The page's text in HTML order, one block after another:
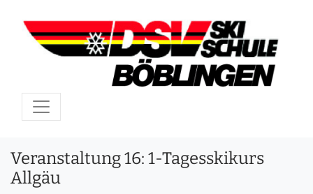
Veranstaltung 16: 1-Tagesskikurs
Allgäu